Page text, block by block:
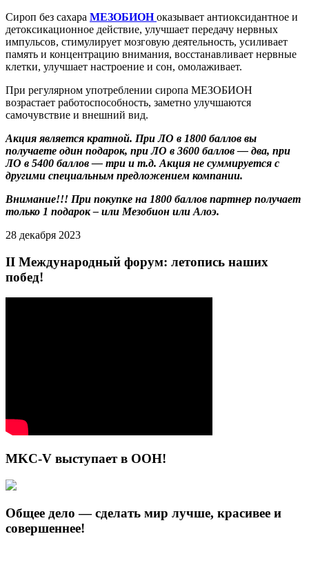
Сироп без сахара МЕЗОБИОН оказывает антиоксидантное и
детоксикационное действие, улучшает передачу нервных
импульсов, стимулирует мозговую деятельность, усиливает
память и концентрацию внимания, восстанавливает нервные
клетки, улучшает настроение и сон, омолаживает.
При регулярном употреблении сиропа МЕЗОБИОН
возрастает работоспособность, заметно улучшаются
самочувствие и внешний вид.
Акция является кратной. При ЛО в 1800 баллов вы
получаете один подарок, при ЛО в 3600 баллов — два, при
ЛО в 5400 баллов — три и т.д. Акция не суммируется с
другими специальным предложением компании.
Внимание!!! При покупке на 1800 баллов партнер получает
только 1 подарок – или Мезобион или Алоэ.
28 декабря 2023
II Международный форум: летопись наших
побед!
MKC-V выступает в ООН!
Общее дело — сделать мир лучше, красивее и
совершеннее!